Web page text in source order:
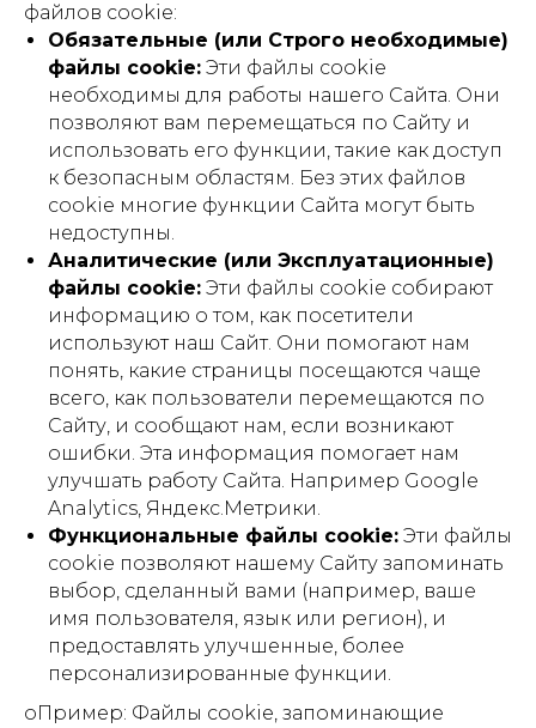
файлов cookie:
Обязательные (или Строго необходимые)
файлы cookie: Эти файлы cookie
необходимы для работы нашего Сайта. Они
позволяют вам перемещаться по Сайту и
использовать его функции, такие как доступ
к безопасным областям. Без этих файлов
cookie многие функции Сайта могут быть
недоступны.
Аналитические (или Эксплуатационные)
файлы cookie: Эти файлы cookie собирают
информацию о том, как посетители
используют наш Сайт. Они помогают нам
понять, какие страницы посещаются чаще
всего, как пользователи перемещаются по
Сайту, и сообщают нам, если возникают
ошибки. Эта информация помогает нам
улучшать работу Сайта. Например Google
Analytics, Яндекс.Метрики.
Функциональные файлы cookie: Эти файлы
cookie позволяют нашему Сайту запоминать
выбор, сделанный вами (например, ваше
имя пользователя, язык или регион), и
предоставлять улучшенные, более
персонализированные функции.
oПример: Файлы cookie, запоминающие